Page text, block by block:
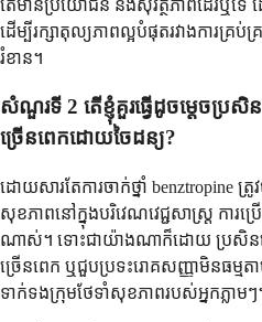
តែ​មាន​ប្រយោជន៍ និង​សុវត្ថិភាព​ដែរ​ឬ​ទេ
ដើម្បី​រក្សា​តុល្យភាព​ល្អ​បំផុត​រវាង​ការ​គ្រ
រំខាន។
សំណួរ​ទី 2 តើ​ខ្ញុំ​គួរ​ធ្វើ​ដូចម្តេច​ប្រ
ច្រើន​ពេក​ដោយ​ចៃដន្យ?
ដោយសារតែការចាក់ថ្នាំ benztropine
សុខភាពនៅក្នុងបរិវេណវេជ្ជសាស្ត្រ ការ
ណាស់។ ទោះជាយ៉ាងណាក៏ដោយ ប្រសិនបើ
ច្រើនពេក ឬជួបប្រទះរោគសញ្ញាមិនធម្មតា
ទាក់ទងក្រុមថែទាំសុខភាពរបស់អ្នកភ្លាមៗ